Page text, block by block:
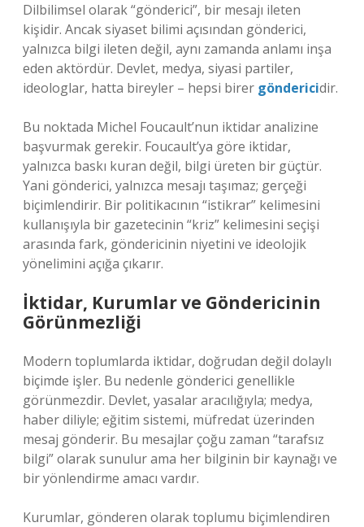
Dilbilimsel olarak “gönderici”, bir mesajı ileten
kişidir. Ancak siyaset bilimi açısından gönderici,
yalnızca bilgi ileten değil, aynı zamanda anlamı inşa
eden aktördür. Devlet, medya, siyasi partiler,
ideologlar, hatta bireyler – hepsi birer göndericidir.
Bu noktada Michel Foucault’nun iktidar analizine
başvurmak gerekir. Foucault’ya göre iktidar,
yalnızca baskı kuran değil, bilgi üreten bir güçtür.
Yani gönderici, yalnızca mesajı taşımaz; gerçeği
biçimlendirir. Bir politikacının “istikrar” kelimesini
kullanışıyla bir gazetecinin “kriz” kelimesini seçişi
arasında fark, göndericinin niyetini ve ideolojik
yönelimini açığa çıkarır.
İktidar, Kurumlar ve Göndericinin
Görünmezliği
Modern toplumlarda iktidar, doğrudan değil dolaylı
biçimde işler. Bu nedenle gönderici genellikle
görünmezdir. Devlet, yasalar aracılığıyla; medya,
haber diliyle; eğitim sistemi, müfredat üzerinden
mesaj gönderir. Bu mesajlar çoğu zaman “tarafsız
bilgi” olarak sunulur ama her bilginin bir kaynağı ve
bir yönlendirme amacı vardır.
Kurumlar, gönderen olarak toplumu biçimlendiren